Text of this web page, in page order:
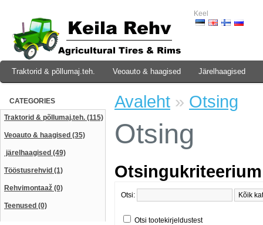
Keel
Traktorid & põllumaj.teh. Veoauto & haagised Järelhaagised
CATEGORIES
Traktorid & põllumaj.teh. (115)
Veoauto & haagised (35)
järelhaagised (49)
Tööstusrehvid (1)
Rehvimontaaž (0)
Teenused (0)
Avaleht » Otsing
Otsing
Otsi:
Otsi tootekirjeldustest